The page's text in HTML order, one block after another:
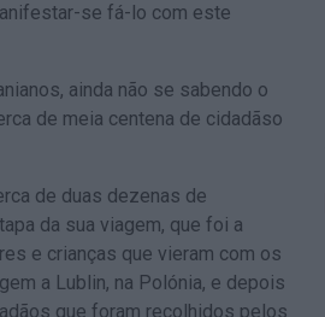
se fá-lo com este
ainda não se sabendo o
de meia centena de cidadãso
de duas dezenas de
da sua viagem, que foi a
e crianças que vieram com os
a Lublin, na Polónia, e depois
que foram recolhidos pelos